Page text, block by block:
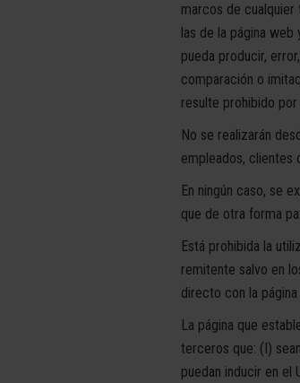
marcos de
las de la página
pueda producir,
comparación o
resulte prohibido
No se realizarán
empleados, clientes
En ningún caso, se
que de otra forma
Está prohibida la
remitente salvo en
directo con la
La página que
terceros que: (I)
puedan inducir en el